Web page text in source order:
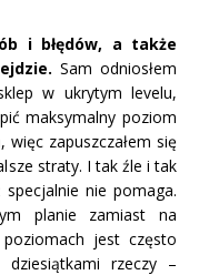
i błędów, a także
Sam odniosłem
w ukrytym levelu,
maksymalny poziom
zapuszczałem się
straty. I tak źle i tak
nie pomaga.
planie zamiast na
jest często
rzeczy –